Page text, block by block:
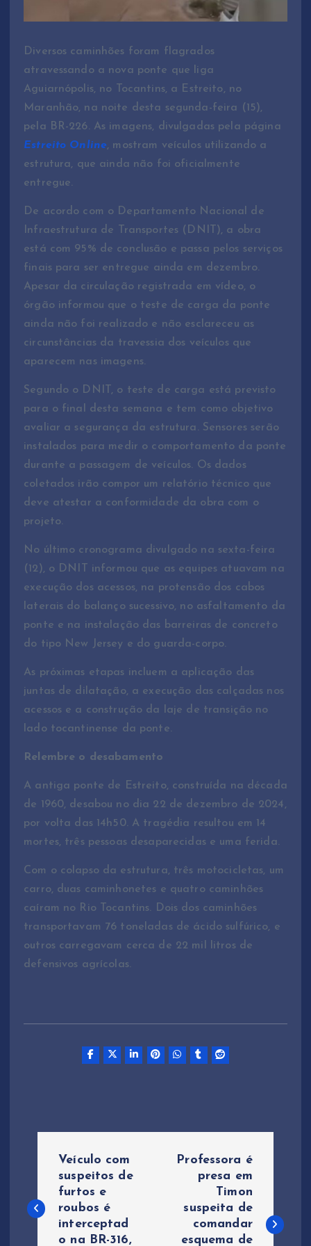
Diversos caminhões foram flagrados
atravessando a nova ponte que liga
Aguiarnópolis, no Tocantins, a Estreito, no
Maranhão, na noite desta segunda-feira (15),
pela BR-226. As imagens, divulgadas pela página
Estreito Online, mostram veículos utilizando a
estrutura, que ainda não foi oficialmente
entregue.
De acordo com o Departamento Nacional de
Infraestrutura de Transportes (DNIT), a obra
está com 95% de conclusão e passa pelos serviços
finais para ser entregue ainda em dezembro.
Apesar da circulação registrada em vídeo, o
órgão informou que o teste de carga da ponte
ainda não foi realizado e não esclareceu as
circunstâncias da travessia dos veículos que
aparecem nas imagens.
Segundo o DNIT, o teste de carga está previsto
para o final desta semana e tem como objetivo
avaliar a segurança da estrutura. Sensores serão
instalados para medir o comportamento da ponte
durante a passagem de veículos. Os dados
coletados irão compor um relatório técnico que
deve atestar a conformidade da obra com o
projeto.
No último cronograma divulgado na sexta-feira
(12), o DNIT informou que as equipes atuavam na
execução dos acessos, na protensão dos cabos
laterais do balanço sucessivo, no asfaltamento da
ponte e na instalação das barreiras de concreto
do tipo New Jersey e do guarda-corpo.
As próximas etapas incluem a aplicação das
juntas de dilatação, a execução das calçadas nos
acessos e a construção da laje de transição no
lado tocantinense da ponte.
Relembre o desabamento
A antiga ponte de Estreito, construída na década
de 1960, desabou no dia 22 de dezembro de 2024,
por volta das 14h50. A tragédia resultou em 14
mortes, três pessoas desaparecidas e uma ferida.
Com o colapso da estrutura, três motocicletas, um
carro, duas caminhonetes e quatro caminhões
caíram no Rio Tocantins. Dois dos caminhões
transportavam 76 toneladas de ácido sulfúrico, e
outros carregavam cerca de 22 mil litros de
defensivos agrícolas.
v
Veículo com
suspeitos de
furtos e
roubos é
interceptad
o na BR-316,
Professora é
presa em
Timon
suspeita de
comandar
esquema de